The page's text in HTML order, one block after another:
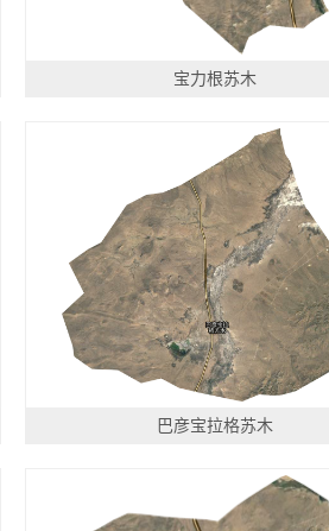
宝力根苏木
巴彦宝拉格苏木